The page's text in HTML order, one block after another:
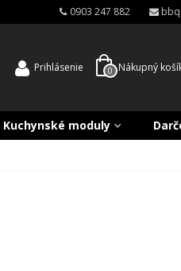
0903 247 882
Prihlásenie 0 Nákupný
Kuchynské moduly